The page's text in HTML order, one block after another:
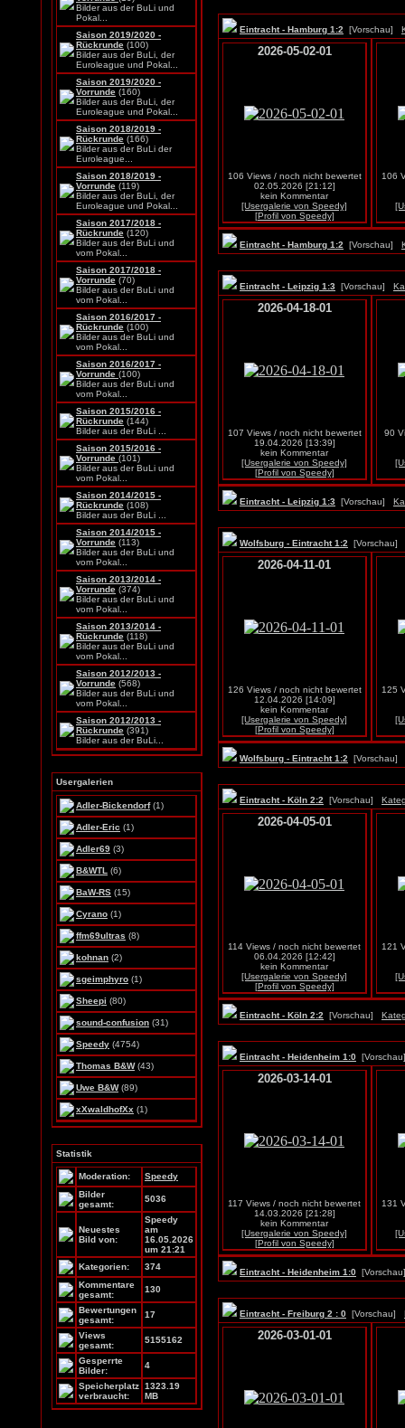
Bilder aus der BuLi und
Pokal...
Saison 2019/2020 -
Rückrunde (100)
Bilder aus der BuLi, der
Euroleague und Pokal...
Saison 2019/2020 -
Vorrunde (160)
Bilder aus der BuLi, der
Euroleague und Pokal...
Saison 2018/2019 -
Rückrunde (166)
Bilder aus der BuLi der
Euroleague...
Saison 2018/2019 -
Vorrunde (119)
Bilder aus der BuLi, der
Euroleague und Pokal...
Saison 2017/2018 -
Rückrunde (120)
Bilder aus der BuLi und
vom Pokal...
Saison 2017/2018 -
Vorrunde (70)
Bilder aus der BuLi und
vom Pokal...
Saison 2016/2017 -
Rückrunde (100)
Bilder aus der BuLi und
vom Pokal...
Saison 2016/2017 -
Vorrunde (100)
Bilder aus der BuLi und
vom Pokal...
Saison 2015/2016 -
Rückrunde (144)
Bilder aus der BuLi ...
Saison 2015/2016 -
Vorrunde (101)
Bilder aus der BuLi und
vom Pokal...
Saison 2014/2015 -
Rückrunde (108)
Bilder aus der BuLi ...
Saison 2014/2015 -
Vorrunde (113)
Bilder aus der BuLi und
vom Pokal...
Saison 2013/2014 -
Vorrunde (374)
Bilder aus der BuLi und
vom Pokal...
Saison 2013/2014 -
Rückrunde (118)
Bilder aus der BuLi und
vom Pokal...
Saison 2012/2013 -
Vorrunde (568)
Bilder aus der BuLi und
vom Pokal...
Saison 2012/2013 -
Rückrunde (391)
Bilder aus der BuLi...
Usergalerien
Adler-Bickendorf(1)
Adler-Eric (1)
Adler69 (3)
B&WTL (6)
BaW-RS (15)
Cyrano (1)
ffm69ultras (8)
kohnan (2)
sgeimphyro (1)
Sheepi (80)
sound-confusion (31)
Speedy (4754)
Thomas B&W(43)
Uwe B&W(89)
xXwaldhofXx (1)
Statistik
Moderation:
Speedy
Bilder
gesamt:
5036
Neuestes
Bild von:
Speedy
am
16.05.2026
um 21:21
Kategorien:
374
Kommentare
gesamt:
130
Bewertungen
gesamt:
17
Views
gesamt:
5155162
Gesperrte
Bilder:
4
Speicherplatz
verbraucht:
1323.19
MB
Eintracht - Hamburg 1:2 [Vorschau]
2026-05-02-01
106 Views / noch nicht bewertet
02.05.2026 [21:12]
kein Kommentar
[Usergalerie von Speedy]
[Profil von Speedy]
106
Eintracht - Hamburg 1:2 [Vorschau]
Eintracht - Leipzig 1:3 [Vorschau]
2026-04-18-01
107 Views / noch nicht bewertet
19.04.2026 [13:39]
kein Kommentar
[Usergalerie von Speedy]
[Profil von Speedy]
90
Eintracht - Leipzig 1:3 [Vorschau]
Wolfsburg - Eintracht 1:2 [Vorschau]
2026-04-11-01
126 Views / noch nicht bewertet
12.04.2026 [14:09]
kein Kommentar
[Usergalerie von Speedy]
[Profil von Speedy]
125
Wolfsburg - Eintracht 1:2 [Vorschau]
Eintracht - Köln 2:2 [Vorschau]
2026-04-05-01
114 Views / noch nicht bewertet
06.04.2026 [12:42]
kein Kommentar
[Usergalerie von Speedy]
[Profil von Speedy]
121
Eintracht - Köln 2:2 [Vorschau]
Eintracht - Heidenheim 1:0
2026-03-14-01
117 Views / noch nicht bewertet
14.03.2026 [21:28]
kein Kommentar
[Usergalerie von Speedy]
[Profil von Speedy]
131
Eintracht - Heidenheim 1:0
Eintracht - Freiburg 2 : 0 [Vorschau]
2026-03-01-01